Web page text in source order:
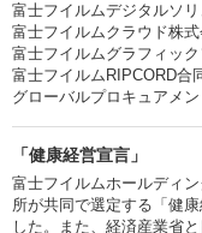
富士フイルムデジタルソ
富士フイルムクラウド株式
富士フイルムグラフィッ
富士フイルムRIPCORD合
グローバルプロキュアメ
「健康経営宣言」
富士フイルムホールディ
所が共同で選定する「健
した。また、経済産業省